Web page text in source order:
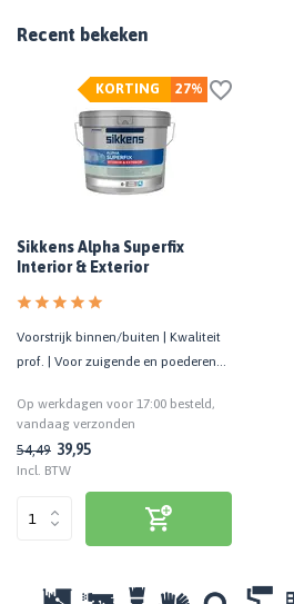
Recent bekeken
27%
KORTING
Sikkens Alpha Superfix
Interior & Exterior
Voorstrijk binnen/buiten | Kwaliteit
prof. | Voor zuigende en poederende
Op werkdagen voor 17:00 besteld,
vandaag verzonden
54,49 39,95
Incl. BTW